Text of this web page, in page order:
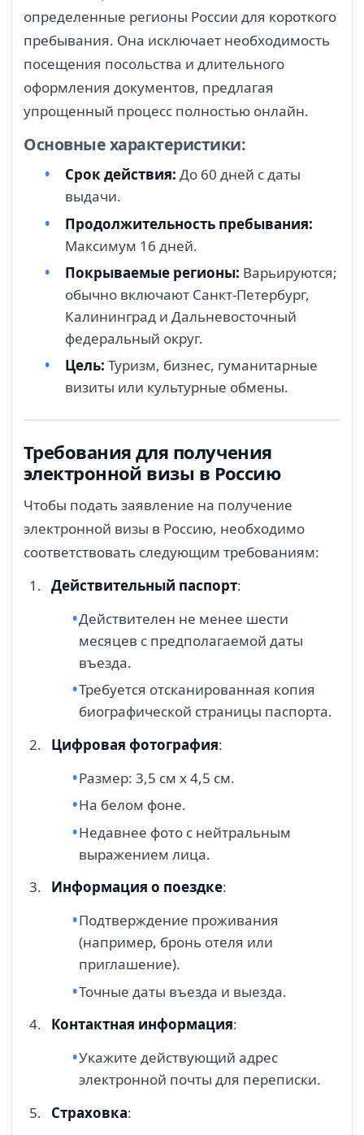
определенные регионы России для короткого
пребывания. Она исключает необходимость
посещения посольства и длительного
оформления документов, предлагая
упрощенный процесс полностью онлайн.
Основные характеристики:
Срок действия: До 60 дней с даты
выдачи.
Продолжительность пребывания:
Максимум 16 дней.
Покрываемые регионы: Варьируются;
обычно включают Санкт-Петербург,
Калининград и Дальневосточный
федеральный округ.
Цель: Туризм, бизнес, гуманитарные
визиты или культурные обмены.
Требования для получения
электронной визы в Россию
Чтобы подать заявление на получение
электронной визы в Россию, необходимо
соответствовать следующим требованиям:
Действительный паспорт:
Действителен не менее шести
месяцев с предполагаемой даты
въезда.
Требуется отсканированная копия
биографической страницы паспорта.
Цифровая фотография:
Размер: 3,5 см х 4,5 см.
На белом фоне.
Недавнее фото с нейтральным
выражением лица.
Информация о поездке:
Подтверждение проживания
(например, бронь отеля или
приглашение).
Точные даты въезда и выезда.
Контактная информация:
Укажите действующий адрес
электронной почты для переписки.
Страховка: